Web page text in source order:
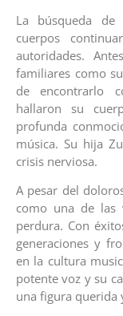
La búsqueda de
cuerpos
autoridades.
familiares como
de encontrarlo
hallaron su
profunda
música. Su hija
crisis nerviosa.
A pesar del
como una de las
perdura. Con
generaciones y
en la cultura
potente voz y su
una figura querida